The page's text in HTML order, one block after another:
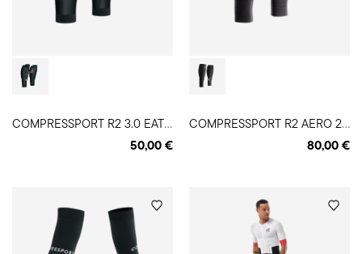
C
OMPRESSPORT R2 3.0 EAT MY DUST! blauzdinės
50,00 €
C
OMPRESSPORT R2 AERO 2.0 blauzdinės
80,00 €